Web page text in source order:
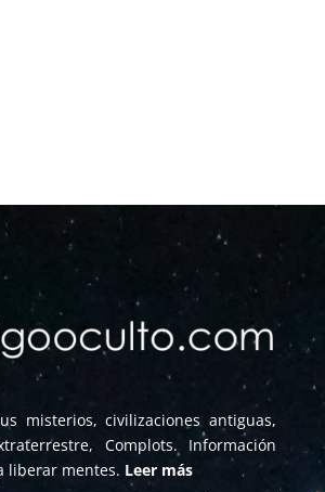
misterios, civilizaciones antiguas,
Complots. Información
liberar mentes. Leer más